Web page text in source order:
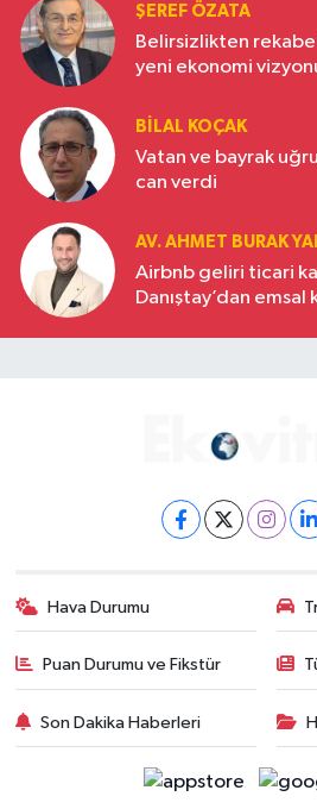
ŞEREF ÖZATA
Belirsizlikten
yeni ekonomi
BILAL KOÇAK
Vatan ve bayrak
can verdi
AV. AHMET BURAK
Airbnb geliri ticari
Danıştay’dan emsal
Hava Durumu
Puan Durumu ve Fikstür
Son Dakika Haberleri